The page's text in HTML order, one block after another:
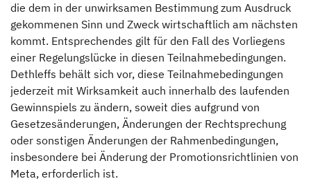
die dem in der unwirksamen Bestimmung zum Ausdruck
gekommenen Sinn und Zweck wirtschaftlich am nächsten
kommt. Entsprechendes gilt für den Fall des Vorliegens
einer Regelungslücke in diesen Teilnahmebedingungen.
Dethleffs behält sich vor, diese Teilnahmebedingungen
jederzeit mit Wirksamkeit auch innerhalb des laufenden
Gewinnspiels zu ändern, soweit dies aufgrund von
Gesetzesänderungen, Änderungen der Rechtsprechung
oder sonstigen Änderungen der Rahmenbedingungen,
insbesondere bei Änderung der Promotionsrichtlinien von
Meta, erforderlich ist.